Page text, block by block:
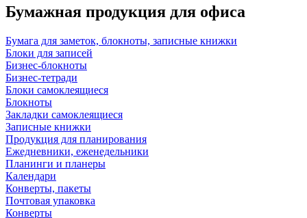
Бумажная продукция для офиса
Бумага для заметок, блокноты, записные книжки
Блоки для записей
Бизнес-блокноты
Бизнес-тетради
Блоки самоклеящиеся
Блокноты
Закладки самоклеящиеся
Записные книжки
Продукция для планирования
Ежедневники, еженедельники
Планинги и планеры
Календари
Конверты, пакеты
Почтовая упаковка
Конверты